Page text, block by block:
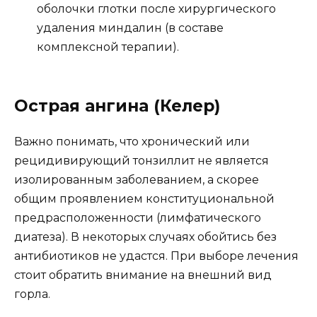
оболочки глотки после хирургического
удаления миндалин (в составе
комплексной терапии).
Острая ангина (Келер)
Важно понимать, что хронический или
рецидивирующий тонзиллит не является
изолированным заболеванием, а скорее
общим проявлением конституциональной
предрасположенности (лимфатического
диатеза). В некоторых случаях обойтись без
антибиотиков не удастся. При выборе лечения
стоит обратить внимание на внешний вид
горла.